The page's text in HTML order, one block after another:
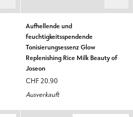
Aufhellende
und
feuchtigkeitsspendende
Tonisierungsessenz
Rice
Milk
Aufhellende und
feuchtigkeitsspendende
Tonisierungsessenz Glow
Replenishing Rice Milk Beauty of
Joseon
CHF 20.90
Ausverkauft